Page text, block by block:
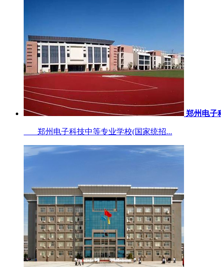
郑州电子
郑州电子科技中等专业学校(国家统招...